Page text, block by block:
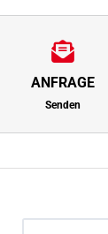
ANFRAGE
Senden